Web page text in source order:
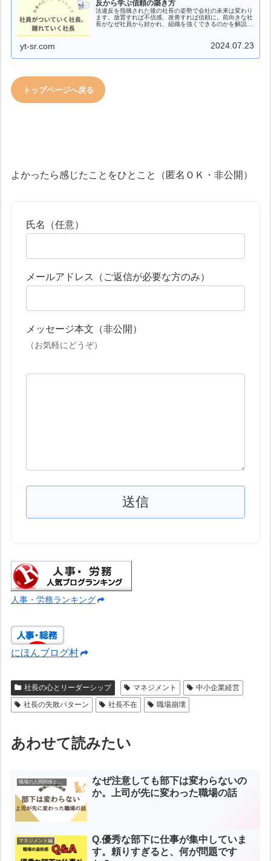
反から学ぶ信頼の築き方
法違反を指摘された後の社長の姿勢で会社の未来は変わり
ます。放置すれば不信感、改善すれば信頼に。前向きな社
長がなぜ社員から好かれ、組織を強くできるのかを解説し
yt-sr.com 2024.07.23
トップページへ戻る
よかったら感じたことをひとこと（匿名ＯＫ・非公開）
氏名（任意）
メールアドレス（ご返信が必要な方のみ）
メッセージ本文（非公開）
（お気軽にどうぞ）
人事・労務ランキング
にほんブログ村
社長の心とリーダーシップ マネジメント
中小企業経営
社長の失敗パターン
社長不在 職場崩壊
あわせて読みたい
職場の人間関係と指導
なぜ注意しても部下は変わらないの
か。上司が先に変わった職場の話
マネジメント編
Q.優秀な部下に仕事が集中していま
す。頼りすぎると、何が問題です